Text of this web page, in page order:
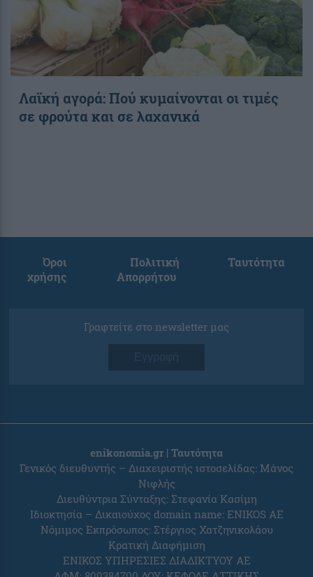
Λαϊκή αγορά: Πού κυμαίνονται οι τιμές
σε φρούτα και σε λαχανικά
Όροι
χρήσης
Πολιτική
Απορρήτου
Ταυτότητα
Γραφτείτε στο newsletter μας
Εγγραφή
enikonomia.gr | Ταυτότητα
Γενικός διευθυντής – Διαχειριστής ιστοσελίδας: Μάνος
Νιφλής
Διευθύντρια Σύνταξης: Στεφανία Κασίμη
Ιδιοκτησία – Δικαιούχος domain name: ENIKOS AE
Νόμιμος Εκπρόσωπος: Στέργιος Χατζηνικολάου
Κρατική Διαφήμιση
ΕΝΙΚΟΣ ΥΠΗΡΕΣΙΕΣ ΔΙΑΔΙΚΤΥΟΥ ΑΕ